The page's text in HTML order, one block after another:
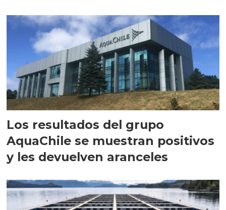
Los resultados del grupo
AquaChile se muestran positivos
y les devuelven aranceles